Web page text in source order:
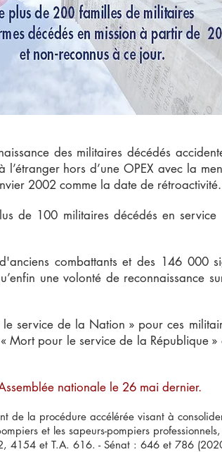
des militaires décédés
hors d’une OPEX avec la
2002 comme la date de
de 100 militaires décédés en service
combattants et des 146 000
une volonté de reconnaissance
service de la Nation » pour ces
Mort pour le service de la République
nationale le 26 mai dernier.
de la procédure accélérée visant à
et les sapeurs-pompiers professionnels,
4154 et T.A. 616. - Sénat : 646 et 786